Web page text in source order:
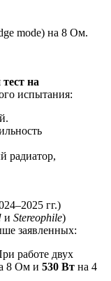
mode) на 8 Ом.
на
испытания:
радиатор,
гг.)
и Stereophile)
заявленных:
работе двух
8 Ом и 530 Вт на 4